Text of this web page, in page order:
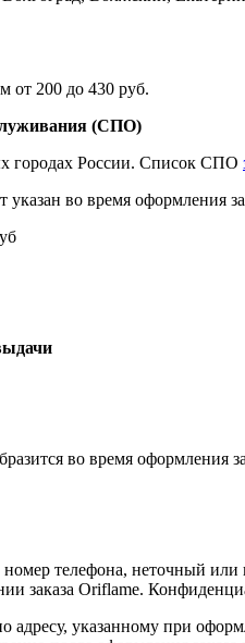
от 200 до 430 руб.
(СПО)
городах России. Список СПО
во время оформления
во время оформления
телефона, неточный
заказа Oriflame.
адресу, указанному при